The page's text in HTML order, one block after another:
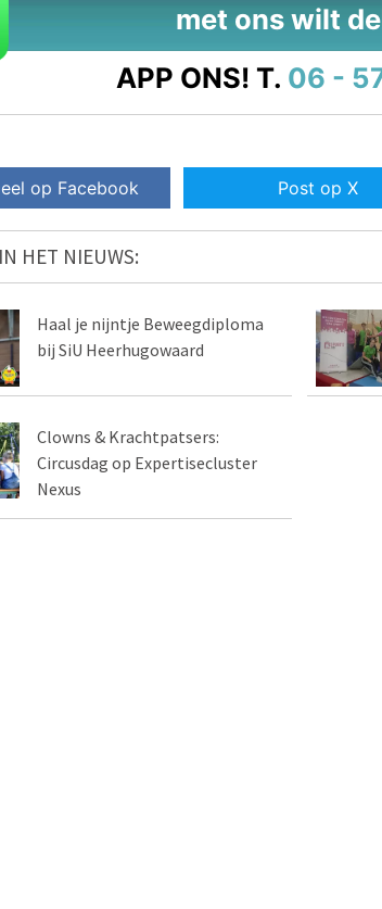
met ons wilt
APP ONS! T. 06 -
op Facebook Post op X
HET NIEUWS:
Haal je nijntje Beweegdiploma
bij SiU Heerhugowaard
Clowns & Krachtpatsers:
Circusdag op Expertisecluster
Nexus